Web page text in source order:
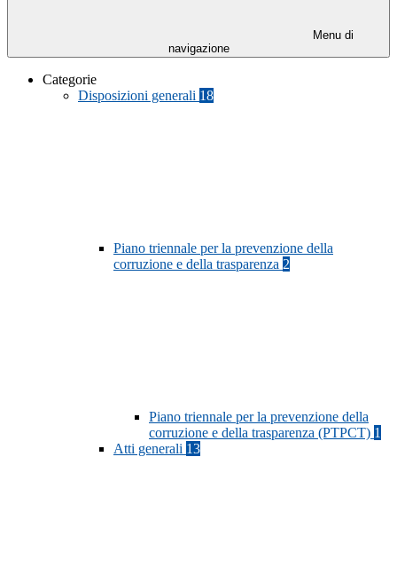
Menu di
navigazione
Categorie
Disposizioni generali 18
Piano triennale per la prevenzione della
corruzione e della trasparenza 2
Piano triennale per la prevenzione della
corruzione e della trasparenza (PTPCT) 1
Atti generali 13